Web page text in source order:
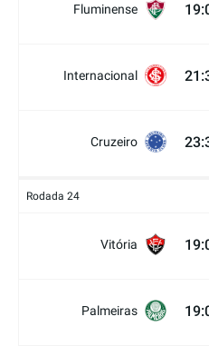
Fluminense
Internacional
Cruzeiro
Rodada 24
Vitória
Palmeiras